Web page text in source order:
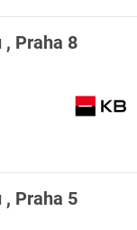
Praha 8
Praha 5